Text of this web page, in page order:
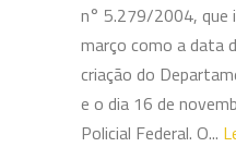
n° 5.279/2004, que
março como a data
criação do
e o dia 16 de
Policial Federal. O...